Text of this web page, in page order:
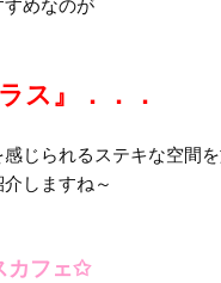
すめなのが
ス』．．．
じられるステキな空間
しますね～
カフェ✩